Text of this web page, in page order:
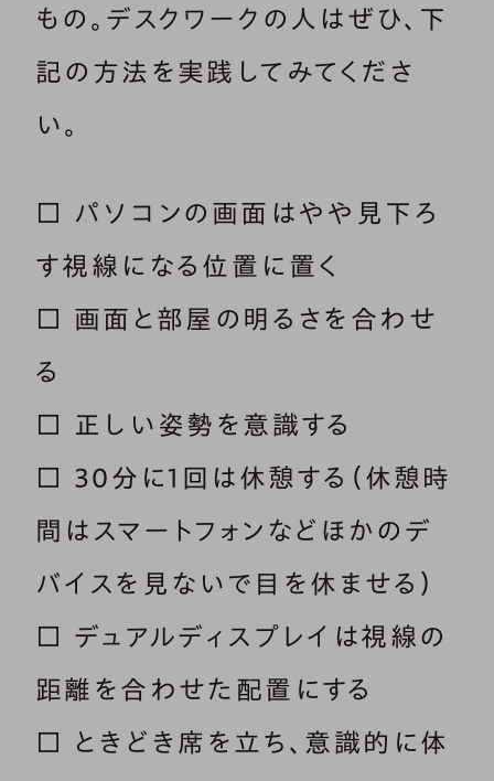
もの。デスクワークの人はぜひ、下
記の方法を実践してみてくださ
い。
□ パソコンの画面はやや見下ろ
す視線になる位置に置く
□ 画面と部屋の明るさを合わせ
る
□ 正しい姿勢を意識する
□ 30分に1回は休憩する（休憩時
間はスマートフォンなどほかのデ
バイスを見ないで目を休ませる）
□ デュアルディスプレイは視線の
距離を合わせた配置にする
□ ときどき席を立ち、意識的に体